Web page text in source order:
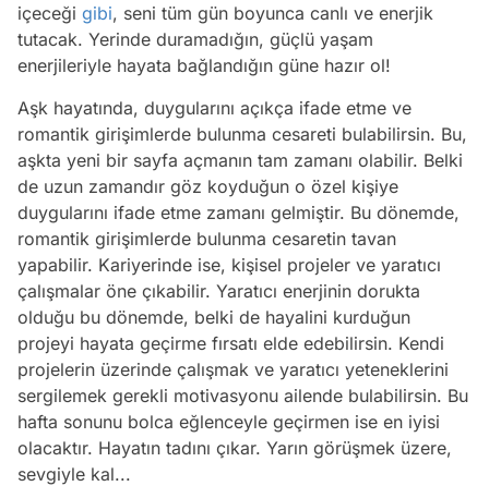
içeceği gibi, seni tüm gün boyunca canlı ve enerjik
tutacak. Yerinde duramadığın, güçlü yaşam
enerjileriyle hayata bağlandığın güne hazır ol!
Aşk hayatında, duygularını açıkça ifade etme ve
romantik girişimlerde bulunma cesareti bulabilirsin. Bu,
aşkta yeni bir sayfa açmanın tam zamanı olabilir. Belki
de uzun zamandır göz koyduğun o özel kişiye
duygularını ifade etme zamanı gelmiştir. Bu dönemde,
romantik girişimlerde bulunma cesaretin tavan
yapabilir. Kariyerinde ise, kişisel projeler ve yaratıcı
çalışmalar öne çıkabilir. Yaratıcı enerjinin dorukta
olduğu bu dönemde, belki de hayalini kurduğun
projeyi hayata geçirme fırsatı elde edebilirsin. Kendi
projelerin üzerinde çalışmak ve yaratıcı yeteneklerini
sergilemek gerekli motivasyonu ailende bulabilirsin. Bu
hafta sonunu bolca eğlenceyle geçirmen ise en iyisi
olacaktır. Hayatın tadını çıkar. Yarın görüşmek üzere,
sevgiyle kal...